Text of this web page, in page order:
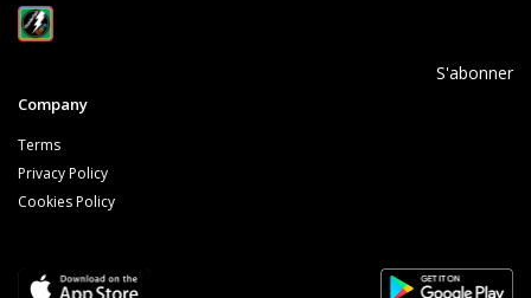
S'abonner
Company
Terms
Privacy Policy
Cookies Policy